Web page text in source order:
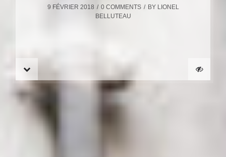
9 FÉVRIER 2018 0 COMMENTS BY LIONEL
BELLUTEAU